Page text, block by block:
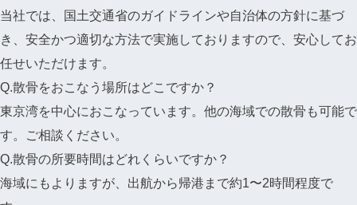
当社では、国土交通省のガイドラインや自治体の方針に基づ
き、安全かつ適切な方法で実施しておりますので、安心してお
任せいただけます。
Q.散骨をおこなう場所はどこですか？
東京湾を中心におこなっています。他の海域での散骨も可能で
す。ご相談ください。
Q.散骨の所要時間はどれくらいですか？
海域にもよりますが、出航から帰港まで約1〜2時間程度で